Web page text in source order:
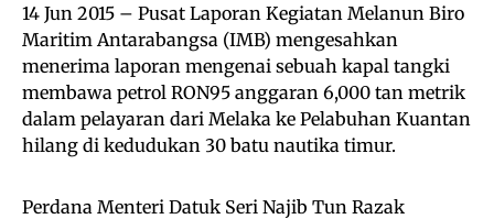
14 Jun 2015 – Pusat Laporan Kegiatan Melanun Biro
Maritim Antarabangsa (IMB) mengesahkan
menerima laporan mengenai sebuah kapal tangki
membawa petrol RON95 anggaran 6,000 tan metrik
dalam pelayaran dari Melaka ke Pelabuhan Kuantan
hilang di kedudukan 30 batu nautika timur.
Perdana Menteri Datuk Seri Najib Tun Razak